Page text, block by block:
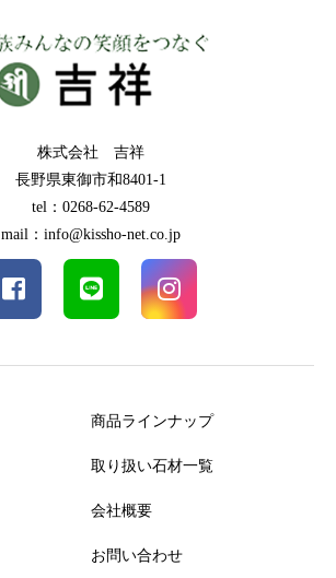
株式会社 吉祥
長野県東御市和8401-1
tel：0268-62-4589
mail：info@kissho-net.co.jp
商品ラインナップ
取り扱い石材一覧
会社概要
お問い合わせ